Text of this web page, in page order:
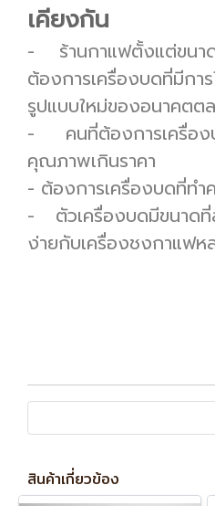
เคียงกัน
- ร้านกาแฟตั้งแต่ขน
ต้องการเครื่องบดที่มีกา
รูปแบบใหม่ของอนาคตต
- คนที่ต้องการเครื่อ
คุณภาพเกินราคา
- ต้องการเครื่องบดที่ทำ
- ตัวเครื่องบดมีขนาด
ง่ายกับเครื่องชงกาแฟห
สินค้าเกี่ยวข้อง